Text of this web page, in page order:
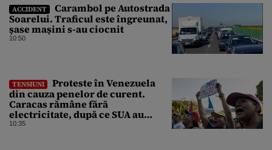
ACCIDENT
Carambol pe Autostrada
Soarelui. Traficul este îngreunat,
șase mașini s-au ciocnit
10:50
TENSIUNI
Proteste în Venezuela
din cauza penelor de curent.
Caracas rămâne fără
electricitate, după ce SUA au
promis modernizarea rețelei
10:35